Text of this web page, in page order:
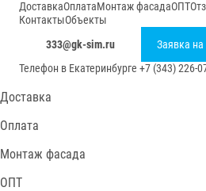
ДоставкаОплатаМонтаж фасадаОПТ
КонтактыОбъекты
333@gk-sim.ru
Заявка на
Телефон в Екатеринбурге +7 (343) 226-
Доставка
Оплата
Монтаж фасада
ОПТ